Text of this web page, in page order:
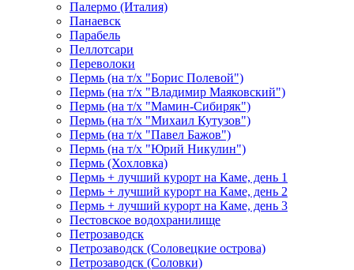
Палермо (Италия)
Панаевск
Парабель
Пеллотсари
Переволоки
Пермь (на т/х "Борис Полевой")
Пермь (на т/х "Владимир Маяковский")
Пермь (на т/х "Мамин-Сибиряк")
Пермь (на т/х "Михаил Кутузов")
Пермь (на т/х "Павел Бажов")
Пермь (на т/х "Юрий Никулин")
Пермь (Хохловка)
Пермь + лучший курорт на Каме, день 1
Пермь + лучший курорт на Каме, день 2
Пермь + лучший курорт на Каме, день 3
Пестовское водохранилище
Петрозаводск
Петрозаводск (Соловецкие острова)
Петрозаводск (Соловки)